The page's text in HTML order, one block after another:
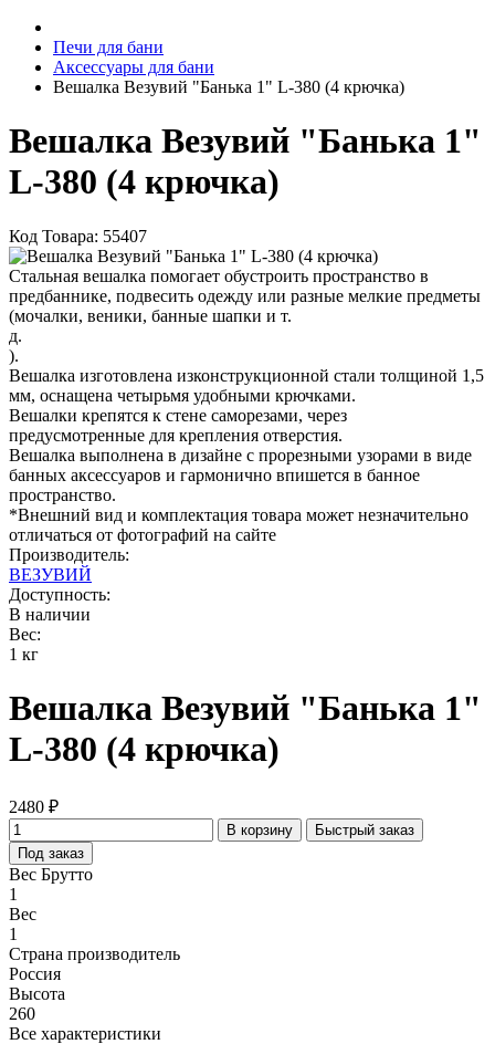
Печи для бани
Аксессуары для бани
Вешалка Везувий "Банька 1" L-380 (4 крючка)
Вешалка Везувий "Банька 1"
L-380 (4 крючка)
Код Товара: 55407
Стальная вешалка помогает обустроить пространство в
предбаннике, подвесить одежду или разные мелкие предметы
(мочалки, веники, банные шапки и т.
д.
).
Вешалка изготовлена изконструкционной стали толщиной 1,5
мм, оснащена четырьмя удобными крючками.
Вешалки крепятся к стене саморезами, через
предусмотренные для крепления отверстия.
Вешалка выполнена в дизайне с прорезными узорами в виде
банных аксессуаров и гармонично впишется в банное
пространство.
*Внешний вид и комплектация товара может незначительно
отличаться от фотографий на сайте
Производитель:
ВЕЗУВИЙ
Доступность:
В наличии
Вес:
1 кг
Вешалка Везувий "Банька 1"
L-380 (4 крючка)
2480 ₽
В корзину
Быстрый заказ
Под заказ
Вес Брутто
1
Вес
1
Страна производитель
Россия
Высота
260
Все характеристики